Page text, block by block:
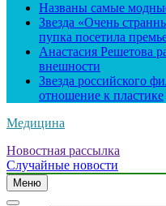
Названы самые
Звезда «Очень
пупка посетила
Анастасия Решетова
внешности
Звезда российского
отношение к пластике
Медицина
Новостная рассылка
Случайные новости
Меню